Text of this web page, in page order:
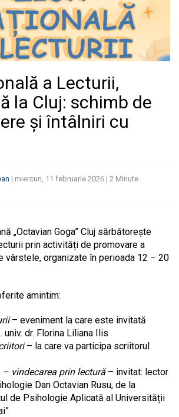
a Lecturii,
la Cluj: schimb de
și întâlniri cu
| miercuri, 11 februarie 2026 | 2 Minute
„Octavian Goga” Cluj sărbătorește
prin activități de promovare a
vârstele, organizate în perioada 12 – 20
amintim:
– eveniment la care este invitată
univ. dr. Florina Liliana Ilis
– la care va participa scriitorul
vindecarea prin lectură – invitat: lector
Dan Octavian Rusu, de la
de Psihologie Aplicată al Universității